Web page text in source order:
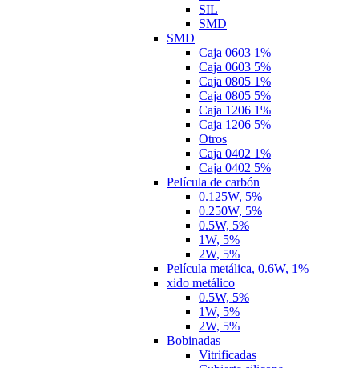
SIL
SMD
SMD
Caja 0603 1%
Caja 0603 5%
Caja 0805 1%
Caja 0805 5%
Caja 1206 1%
Caja 1206 5%
Otros
Caja 0402 1%
Caja 0402 5%
Película de carbón
0.125W, 5%
0.250W, 5%
0.5W, 5%
1W, 5%
2W, 5%
Película metálica, 0.6W, 1%
xido metálico
0.5W, 5%
1W, 5%
2W, 5%
Bobinadas
Vitrificadas